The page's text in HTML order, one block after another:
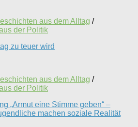
aus dem Alltag /
der Politik
zu teuer wird
aus dem Alltag /
der Politik
„Armut eine Stimme geben“ –
machen soziale Realität